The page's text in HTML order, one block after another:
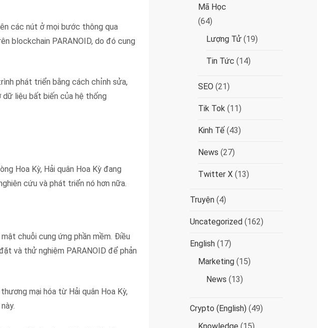
các nút ở mọi bước thông qua
blockchain PARANOID, do đó cung
phát triển bằng cách chỉnh sửa,
liệu bất biến của hệ thống
Hoa Kỳ, Hải quân Hoa Kỳ đang
cứu và phát triển nó hơn nữa.
chuỗi cung ứng phần mềm. Điều
và thử nghiệm PARANOID để phản
mại hóa từ Hải quân Hoa Kỳ,
Mã Học
(64)
Lượng Tử (19)
Tin Tức (14)
SEO (21)
Tik Tok (11)
Kinh Tế (43)
News (27)
Twitter X (13)
Truyện (4)
Uncategorized (162)
English (17)
Marketing (15)
News (13)
Crypto (English) (49)